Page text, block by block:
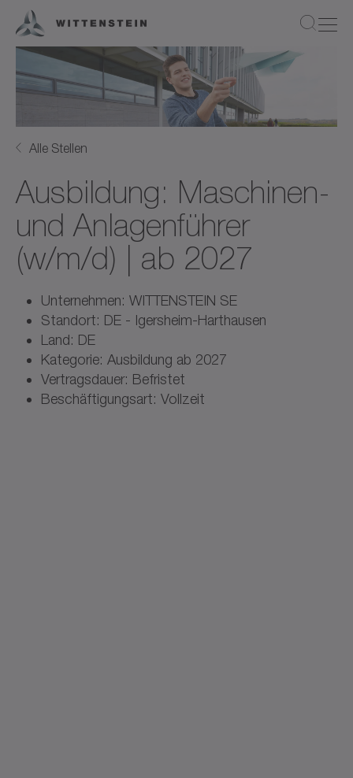
Alle Stellen
Ausbildung: Maschinen-
und Anlagenführer
(w/m/d) | ab 2027
Unternehmen: WITTENSTEIN SE
Standort: DE - Igersheim-Harthausen
Land: DE
Kategorie: Ausbildung ab 2027
Vertragsdauer: Befristet
Beschäftigungsart: Vollzeit